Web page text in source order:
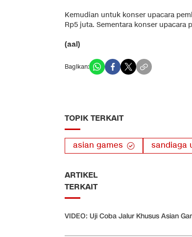
Kemudian untuk konser upacara
Rp5 juta. Sementara konser
(aal)
Bagikan:
TOPIK TERKAIT
asian games sandiaga
ARTIKEL
TERKAIT
VIDEO: Uji Coba Jalur Khusus Asian